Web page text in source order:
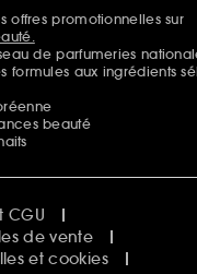
offres promotionnelles sur
de parfumeries
formules aux ingrédients
beauté
CGU
de vente
et cookies